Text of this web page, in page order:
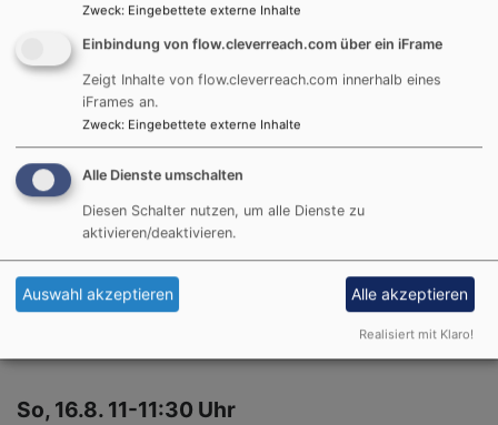
Gruppenleitertreffen
Günther Ziegler
Fürth
Gemeindehaus St. Paul - Gruppenraum
Sa, 15.8. 18-23:30 Uhr
Spieletreff
Wir warten auf "Würfel frei"
Holger Peter
Fürth Gemeindehaus St. Paul - Gemeinderaum
So, 16.8. 11-11:30 Uhr
Zweck: Eingebettete externe Inhalte
Einbindung von flow.cleverreach.com über ein iFrame
Zeigt Inhalte von flow.cleverreach.com innerhalb eines
iFrames an.
Zweck: Eingebettete externe Inhalte
Alle Dienste umschalten
Diesen Schalter nutzen, um alle Dienste zu
aktivieren/deaktivieren.
Auswahl akzeptieren Alle akzeptieren
Realisiert mit Klaro!